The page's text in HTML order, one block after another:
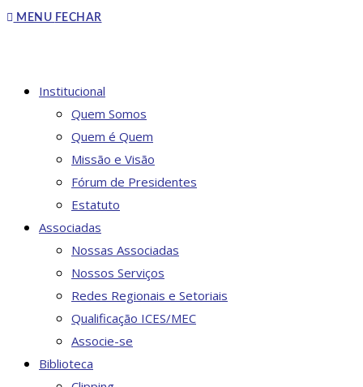
MENU FECHAR
Institucional
Quem Somos
Quem é Quem
Missão e Visão
Fórum de Presidentes
Estatuto
Associadas
Nossas Associadas
Nossos Serviços
Redes Regionais e Setoriais
Qualificação ICES/MEC
Associe-se
Biblioteca